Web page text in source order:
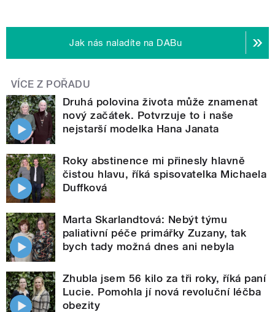
Jak nás naladíte na DABu
VÍCE Z POŘADU
Druhá polovina života může znamenat
nový začátek. Potvrzuje to i naše
nejstarší modelka Hana Janata
Roky abstinence mi přinesly hlavně
čistou hlavu, říká spisovatelka Michaela
Duffková
Marta Skarlandtová: Nebýt týmu
paliativní péče primářky Zuzany, tak
bych tady možná dnes ani nebyla
Zhubla jsem 56 kilo za tři roky, říká paní
Lucie. Pomohla jí nová revoluční léčba
obezity